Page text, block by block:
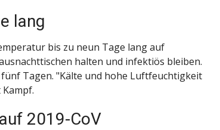
lang
bis zu neun Tage lang auf
halten und infektiös bleiben.
Tagen. "Kälte und hohe Luftfeuchtigkeit
2019-CoV